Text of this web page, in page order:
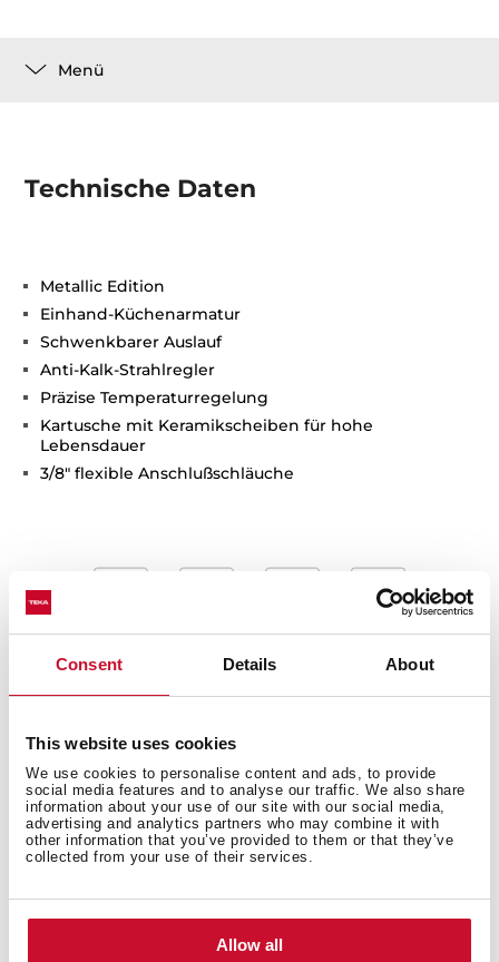
Consent Details About
This website uses cookies
We use cookies to personalise content and ads, to provide
social media features and to analyse our traffic. We also share
information about your use of our site with our social media,
advertising and analytics partners who may combine it with
other information that you’ve provided to them or that they’ve
collected from your use of their services.
Allow all
Menü
Technische Daten
Metallic Edition
Einhand-Küchenarmatur
Schwenkbarer Auslauf
Anti-Kalk-Strahlregler
Präzise Temperaturregelung
Kartusche mit Keramikscheiben für hohe
Lebensdauer
3/8" flexible Anschlußschläuche
Innenmaße
Produktmaße